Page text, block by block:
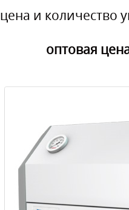
цена и количество
оптовая